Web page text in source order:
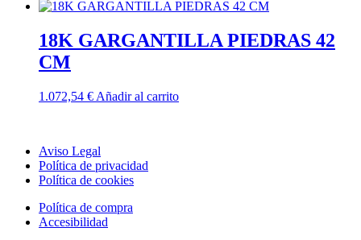
18K GARGANTILLA PIEDRAS 42
CM
1.072,54 € Añadir al carrito
Aviso Legal
Política de privacidad
Política de cookies
Política de compra
Accesibilidad